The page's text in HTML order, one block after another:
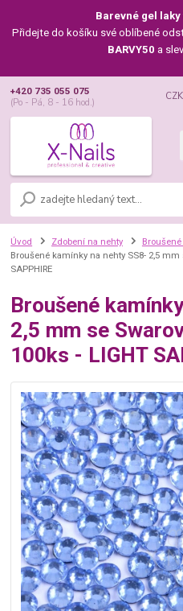
Barevné gel
Přidejte do košíku své oblíbené
BARVY50 a
+420 735 055 075
(Po - Pá, 8 - 16 hod.)
Úvod Zdobení na nehty
Broušené kamínky na nehty SS8- 2,5
SAPPHIRE
Broušené
2,5 mm se
100ks - LIGHT